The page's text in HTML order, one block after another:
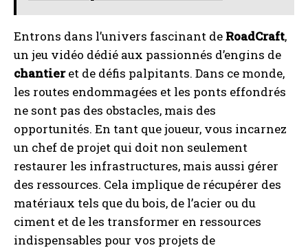
Entrons dans l’univers fascinant de RoadCraft,
un jeu vidéo dédié aux passionnés d’engins de
chantieret de défis palpitants. Dans ce monde,
les routes endommagées et les ponts effondrés
ne sont pas des obstacles, mais des
opportunités. En tant que joueur, vous incarnez
un chef de projet qui doit non seulement
restaurer les infrastructures, mais aussi gérer
des ressources. Cela implique de récupérer des
matériaux tels que du bois, de l’acier ou du
ciment et de les transformer en ressources
indispensables pour vos projets de